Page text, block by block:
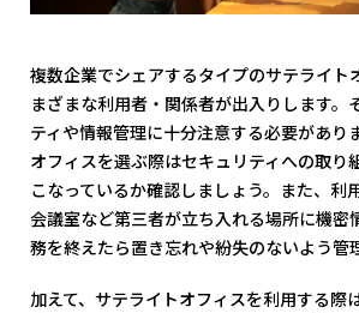
複数企業でシェアするタイプのサテライト
まざまな利用者・関係者が出入りします。
ティや情報管理に十分注意する必要がありま
オフィスを選ぶ際はセキュリティへの取り
こなっているか確認しましょう。また、利
会議室など第三者が立ち入れる場所に機密
務を終えたら置き忘れや紛失のないよう管
加えて、サテライトオフィスを利用する際